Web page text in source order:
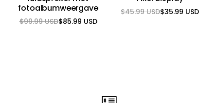
fotoalbumweergave
$85.99 USD
Reguliere
$99.99 USDAanbiedingsprijs
$35.99 USD
Reguliere
$45.99 USDAanbiedingsprijs